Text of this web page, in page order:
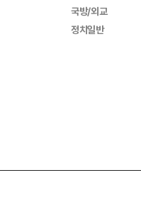
국방/외교
정치일반